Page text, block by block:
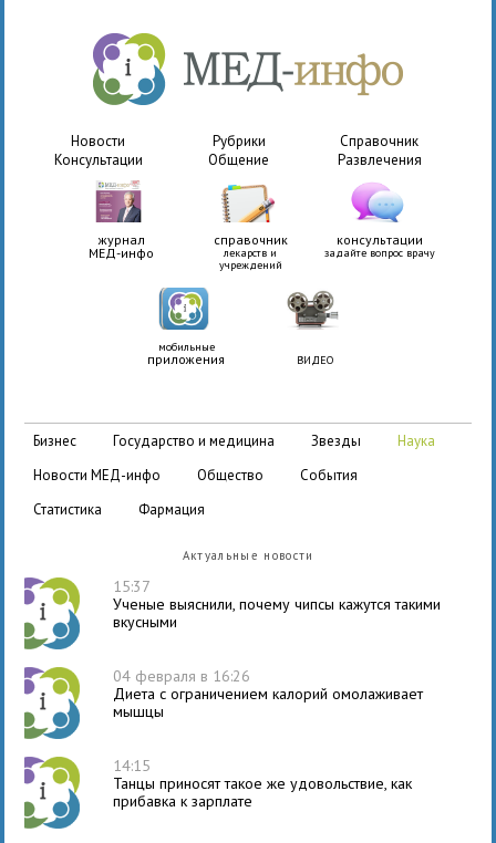
Новости Рубрики
Справочник
Консультации
Общение Развлечения
журнал
МЕД-инфо
справочник
лекарств и
учреждений
консультации
задайте вопрос врачу
мобильные
приложения ВИДЕО
бизнес государство и медицина звезды
наука
новости МЕД-инфо
общество
события
статистика
фармация
Актуальные новости
15:37
Ученые выяснили, почему чипсы кажутся такими
вкусными
04 февраля в 16:26
Диета с ограничением калорий омолаживает
мышцы
14:15
Танцы приносят такое же удовольствие, как
прибавка к зарплате